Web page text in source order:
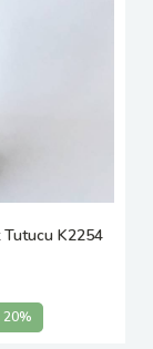
K2254
20%